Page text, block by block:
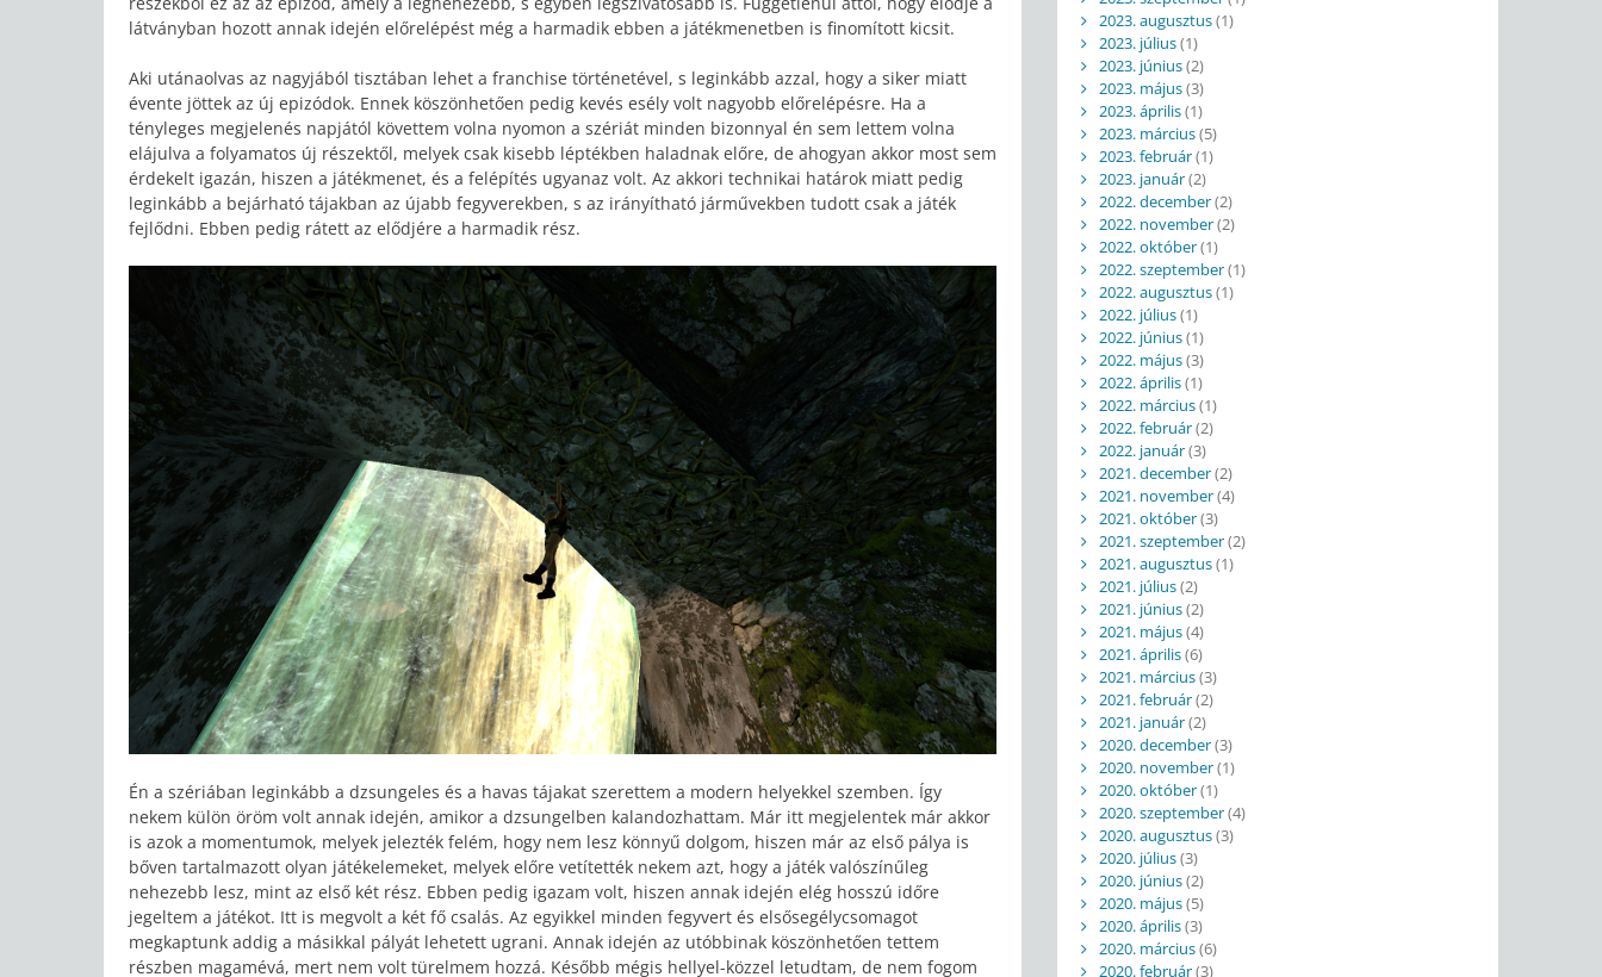
látványban hozott annak idején előrelépést még a harmadik ebben a játékmenetben is finomított kicsit.
Aki utánaolvas az nagyjából tisztában lehet a franchise történetével, s leginkább azzal, hogy a siker miatt
évente jöttek az új epizódok. Ennek köszönhetően pedig kevés esély volt nagyobb előrelépésre. Ha a
tényleges megjelenés napjától követtem volna nyomon a szériát minden bizonnyal én sem lettem volna
elájulva a folyamatos új részektől, melyek csak kisebb léptékben haladnak előre, de ahogyan akkor most sem
érdekelt igazán, hiszen a játékmenet, és a felépítés ugyanaz volt. Az akkori technikai határok miatt pedig
leginkább a bejárható tájakban az újabb fegyverekben, s az irányítható járművekben tudott csak a játék
fejlődni. Ebben pedig rátett az elődjére a harmadik rész.
Én a szériában leginkább a dzsungeles és a havas tájakat szerettem a modern helyekkel szemben. Így
nekem külön öröm volt annak idején, amikor a dzsungelben kalandozhattam. Már itt megjelentek már akkor
is azok a momentumok, melyek jelezték felém, hogy nem lesz könnyű dolgom, hiszen már az első pálya is
bőven tartalmazott olyan játékelemeket, melyek előre vetítették nekem azt, hogy a játék valószínűleg
nehezebb lesz, mint az első két rész. Ebben pedig igazam volt, hiszen annak idején elég hosszú időre
jegeltem a játékot. Itt is megvolt a két fő csalás. Az egyikkel minden fegyvert és elsősegélycsomagot
megkaptunk addig a másikkal pályát lehetett ugrani. Annak idején az utóbbinak köszönhetően tettem
részben magamévá, mert nem volt türelmem hozzá. Később mégis hellyel-közzel letudtam, de nem fogom
2023. augusztus(1)
2023. július(1)
2023. június(2)
2023. május(3)
2023. április(1)
2023. március(5)
2023. február(1)
2023. január(2)
2022. december(2)
2022. november(2)
2022. október(1)
2022. szeptember(1)
2022. augusztus(1)
2022. július(1)
2022. június(1)
2022. május(3)
2022. április(1)
2022. március(1)
2022. február(2)
2022. január(3)
2021. december(2)
2021. november(4)
2021. október(3)
2021. szeptember(2)
2021. augusztus(1)
2021. július(2)
2021. június(2)
2021. május(4)
2021. április(6)
2021. március(3)
2021. február(2)
2021. január(2)
2020. december(3)
2020. november(1)
2020. október(1)
2020. szeptember(4)
2020. augusztus(3)
2020. július(3)
2020. június(2)
2020. május(5)
2020. április(3)
2020. március(6)
2020. február(3)